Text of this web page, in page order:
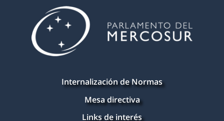
Internalización de Normas
Mesa directiva
Links de interés